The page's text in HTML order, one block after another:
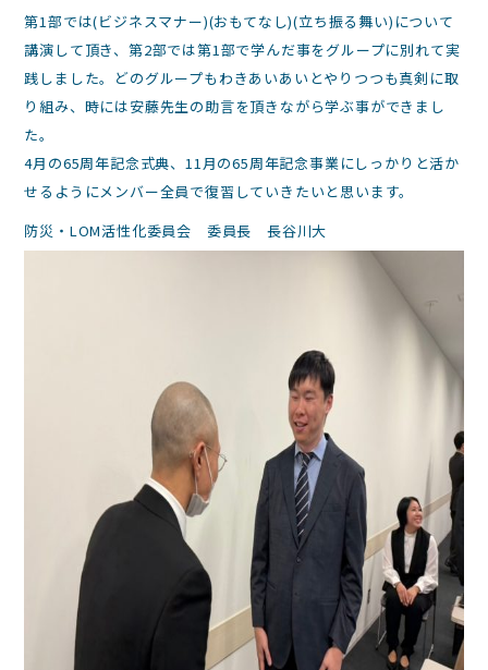
第1部では(ビジネスマナー)(おもてなし)(立ち振る舞い)について
講演して頂き、第2部では第1部で学んだ事をグループに別れて実
践しました。️どのグループもわきあいあいとやりつつも真剣に取
り組み、時には安藤先生の助言を頂きながら学ぶ事ができまし
た。
4月の65周年記念式典、11月の65周年記念事業にしっかりと活か
せるようにメンバー全員で復習していきたいと思います。
防災・LOM活性化委員会 委員長 長谷川大